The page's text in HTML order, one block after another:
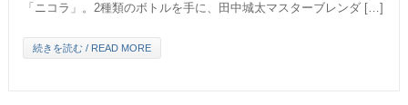
「ニコラ」。2種類のボトルを手に、田中城太マスターブレンダ […]
続きを読む / READ MORE